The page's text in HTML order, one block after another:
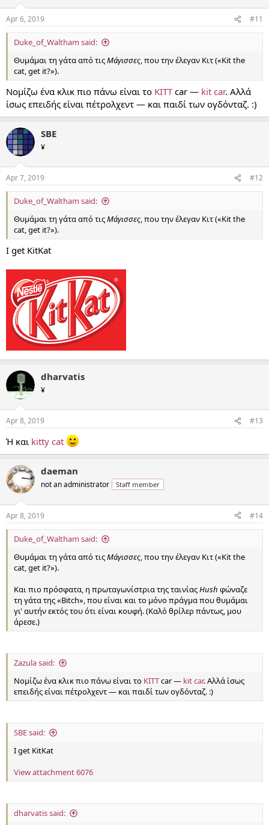
Apr 6, 2019 #11
Duke_of_Waltham said:
Θυμάμαι τη γάτα από τιςΜάγισσες, που την έλεγαν Κιτ («Kit the
cat, get it?»).
Νομίζω ένα κλικ πιο πάνω είναι το KITTcar — kit car. Αλλά
ίσως επειδής είναι πέτρολχεντ — και παιδί των ογδόνταζ. :)
SBE
¥
Apr 7, 2019 #12
Duke_of_Waltham said:
Θυμάμαι τη γάτα από τιςΜάγισσες, που την έλεγαν Κιτ («Kit the
cat, get it?»).
I get KitKat
dharvatis
¥
Apr 8, 2019 #13
Ή και kitty cat
daeman
not an administrator Staff member
Apr 8, 2019 #14
Duke_of_Waltham said:
Θυμάμαι τη γάτα από τιςΜάγισσες, που την έλεγαν Κιτ («Kit the
cat, get it?»).
Και πιο πρόσφατα, η πρωταγωνίστρια της ταινίαςHush φώναζε
τη γάτα της «Bitch», που είναι και το μόνο πράγμα που θυμάμαι
γι' αυτήν εκτός του ότι είναι κουφή. (Καλό θρίλερ πάντως, μου
άρεσε.)
Zazula said:
Νομίζω ένα κλικ πιο πάνω είναι το KITTcar — kit car. Αλλά ίσως
επειδής είναι πέτρολχεντ — και παιδί των ογδόνταζ. :)
SBE said:
I get KitKat
View attachment 6076
dharvatis said: